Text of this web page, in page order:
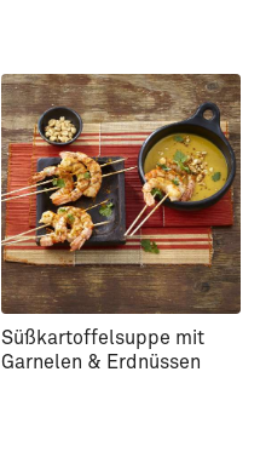
Süßkartoffelsuppe mit
Garnelen & Erdnüssen